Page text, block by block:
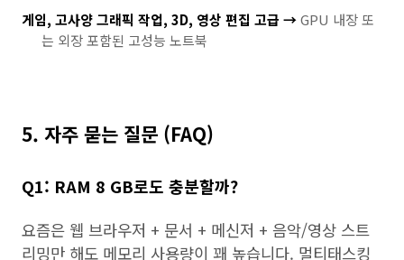
게임, 고사양 그래픽 작업, 3D, 영상 편집 고급 →GPU 내장 또
는 외장 포함된 고성능 노트북
5. 자주 묻는 질문 (FAQ)
Q1: RAM 8 GB로도 충분할까?
요즘은 웹 브라우저 + 문서 + 메신저 + 음악/영상 스트
리밍만 해도 메모리 사용량이 꽤 높습니다. 멀티태스킹